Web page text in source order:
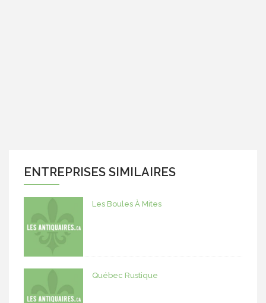
ENTREPRISES SIMILAIRES
Les Boules À Mites
Québec Rustique